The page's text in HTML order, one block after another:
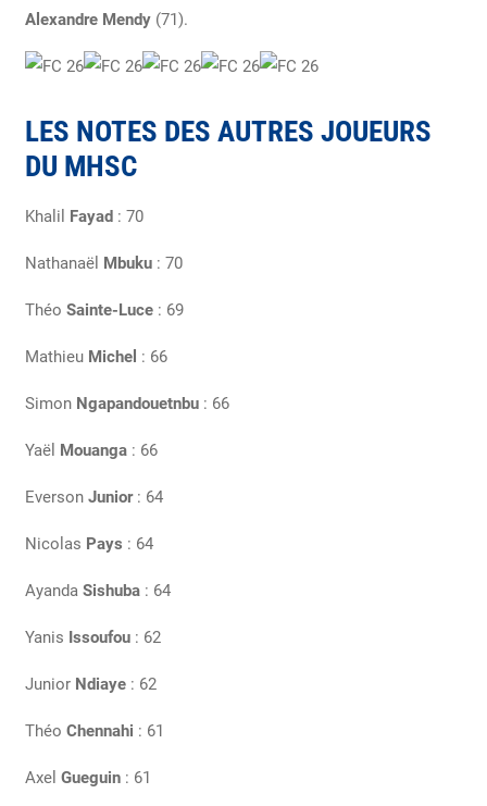
Alexandre Mendy(71).
LES NOTES DES AUTRES JOUEURS
DU MHSC
Khalil Fayad: 70
Nathanaël Mbuku: 70
Théo Sainte-Luce: 69
Mathieu Michel : 66
Simon Ngapandouetnbu: 66
Yaël Mouanga: 66
Everson Junior: 64
Nicolas Pays : 64
Ayanda Sishuba: 64
Yanis Issoufou: 62
Junior Ndiaye: 62
Théo Chennahi : 61
Axel Gueguin: 61